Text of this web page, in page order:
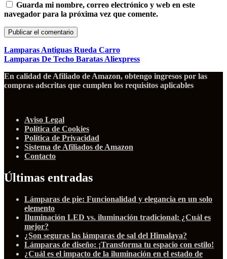
Guarda mi nombre, correo electrónico y web en este
navegador para la próxima vez que comente.
Lamparas Antiguas Rueda Carro
Lamparas De Techo Baratas Aliexpress
En calidad de Afiliado de Amazon, obtengo ingresos por las
compras adscritas que cumplen los requisitos aplicables
Aviso Legal
Política de Cookies
Política de Privacidad
Sistema de Afiliados de Amazon
Contacto
Últimas entradas
Lámparas de pie: Funcionalidad y elegancia en un solo
elemento
Iluminación LED vs. iluminación tradicional: ¿Cuál es
mejor?
¿Son seguras las lámparas de sal del Himalaya?
Lámparas de diseño: ¡Transforma tu espacio con estilo!
¿Cuál es el impacto de la iluminación en el estado de